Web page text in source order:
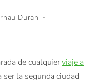
Duran
de cualquierviaje a
ser la segunda ciudad